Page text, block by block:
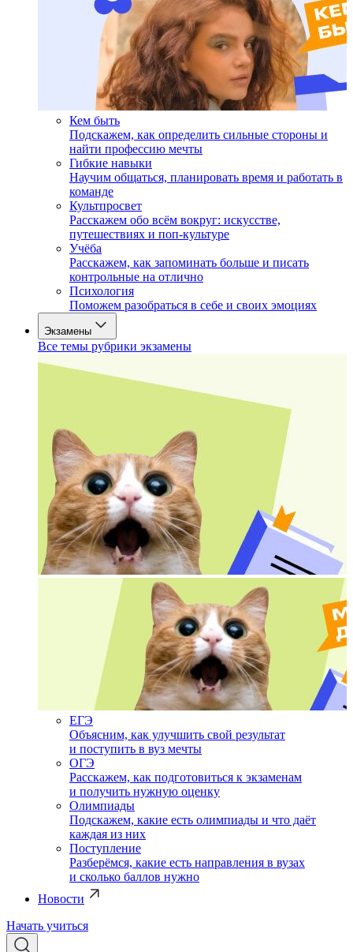
Кем быть
Подскажем, как определить сильные стороны и
найти профессию мечты
Гибкие навыки
Научим общаться, планировать время и работать в
команде
Культпросвет
Расскажем обо всём вокруг: искусстве,
путешествиях и поп-культуре
Учёба
Расскажем, как запоминать больше и писать
контрольные на отлично
Психология
Поможем разобраться в себе и своих эмоциях
Экзамены
Все темы рубрики экзамены
ЕГЭ
Объясним, как улучшить свой результат
и поступить в вуз мечты
ОГЭ
Расскажем, как подготовиться к экзаменам
и получить нужную оценку
Олимпиады
Подскажем, какие есть олимпиады и что даёт
каждая из них
Поступление
Разберёмся, какие есть направления в вузах
и сколько баллов нужно
Новости
Начать учиться